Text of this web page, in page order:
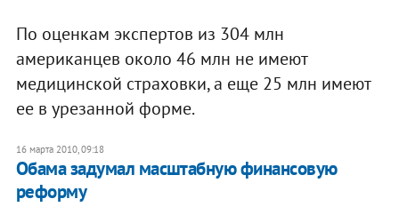
По оценкам экспертов из 304 млн
американцев около 46 млн не имеют
медицинской страховки, а еще 25 млн имеют
ее в урезанной форме.
16 марта 2010, 09:18
Обама задумал масштабную финансовую
реформу